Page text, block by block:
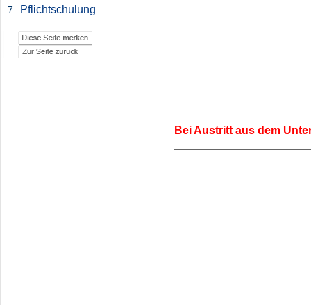
Bei Austritt aus dem
7 Pflichtschulung